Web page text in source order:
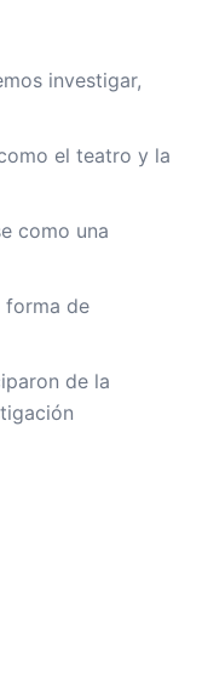
investigar,
el teatro y la
como una
forma de
de la